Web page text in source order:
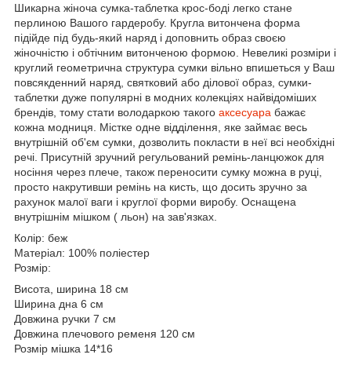
Шикарна жіноча сумка-таблетка крос-боді легко стане
перлиною Вашого гардеробу. Кругла витончена форма
підійде під будь-який наряд і доповнить образ своєю
жіночністю і обтічним витонченою формою. Невеликі розміри і
круглий геометрична структура сумки вільно впишеться у Ваш
повсякденний наряд, святковий або ділової образ, сумки-
таблетки дуже популярні в модних колекціях найвідоміших
брендів, тому стати володаркою такого аксесуара бажає
кожна модниця. Містке одне відділення, яке займає весь
внутрішній об'єм сумки, дозволить покласти в неї всі необхідні
речі. Присутній зручний регульований ремінь-ланцюжок для
носіння через плече, також переносити сумку можна в руці,
просто накрутивши ремінь на кисть, що досить зручно за
рахунок малої ваги і круглої форми виробу. Оснащена
внутрішнім мішком ( льон) на зав'язках.
Колір: беж
Матеріал: 100% поліестер
Розмір:
Висота, ширина 18 см
Ширина дна 6 см
Довжина ручки 7 см
Довжина плечового ременя 120 см
Розмір мішка 14*16